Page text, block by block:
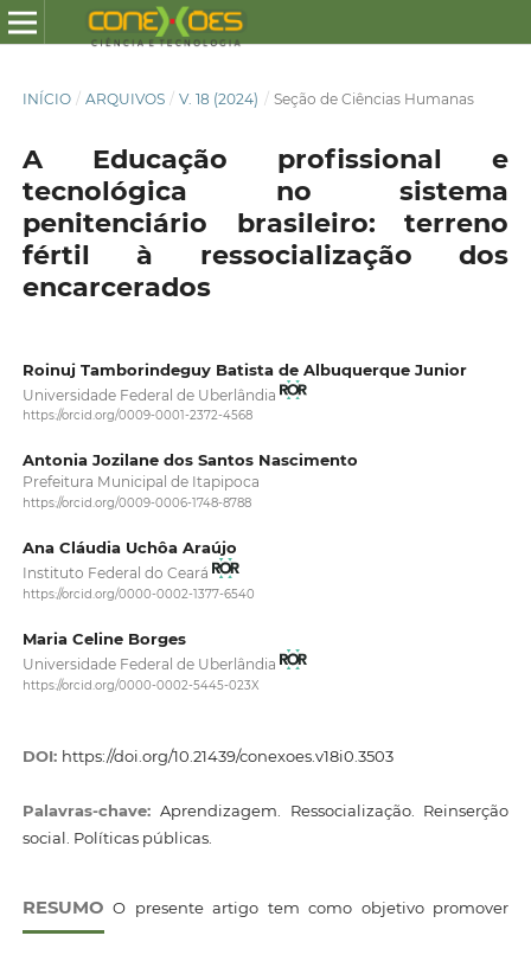
INÍCIO / ARQUIVOS / V. 18 (2024) / Seção de Ciências Humanas
A Educação profissional e
tecnológica no sistema
penitenciário brasileiro: terreno
fértil à ressocialização dos
encarcerados
Roinuj Tamborindeguy Batista de Albuquerque Junior
Universidade Federal de Uberlândia
https://orcid.org/0009-0001-2372-4568
Antonia Jozilane dos Santos Nascimento
Prefeitura Municipal de Itapipoca
https://orcid.org/0009-0006-1748-8788
Ana Cláudia Uchôa Araújo
Instituto Federal do Ceará
https://orcid.org/0000-0002-1377-6540
Maria Celine Borges
Universidade Federal de Uberlândia
https://orcid.org/0000-0002-5445-023X
DOI: https://doi.org/10.21439/conexoes.v18i0.3503
Palavras-chave:Aprendizagem. Ressocialização. Reinserção
social. Políticas públicas.
RESUMO O presente artigo tem como objetivo promover